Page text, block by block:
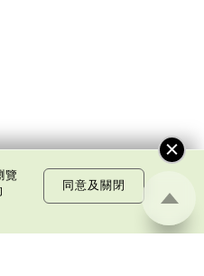
覽
同意及關閉